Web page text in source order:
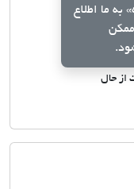
به ما اطلاع
ممکن